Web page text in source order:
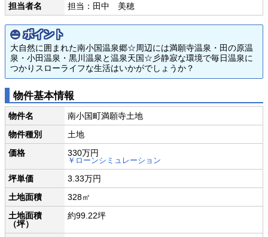
担当者名
担当：田中 美穂
ポイント
大自然に囲まれた南小国温泉郷☆周辺には満願寺温泉・田の原温
泉・小田温泉・黒川温泉と温泉天国☆彡静寂な環境で毎日温泉に
つかりスローライフな生活はいかがでしょうか？
物件基本情報
物件名
南小国町満願寺土地
物件種別
土地
価格
330万円
￥ローンシミュレーション
坪単価
3.33万円
土地面積
328㎡
土地面積
（坪）
約99.22坪